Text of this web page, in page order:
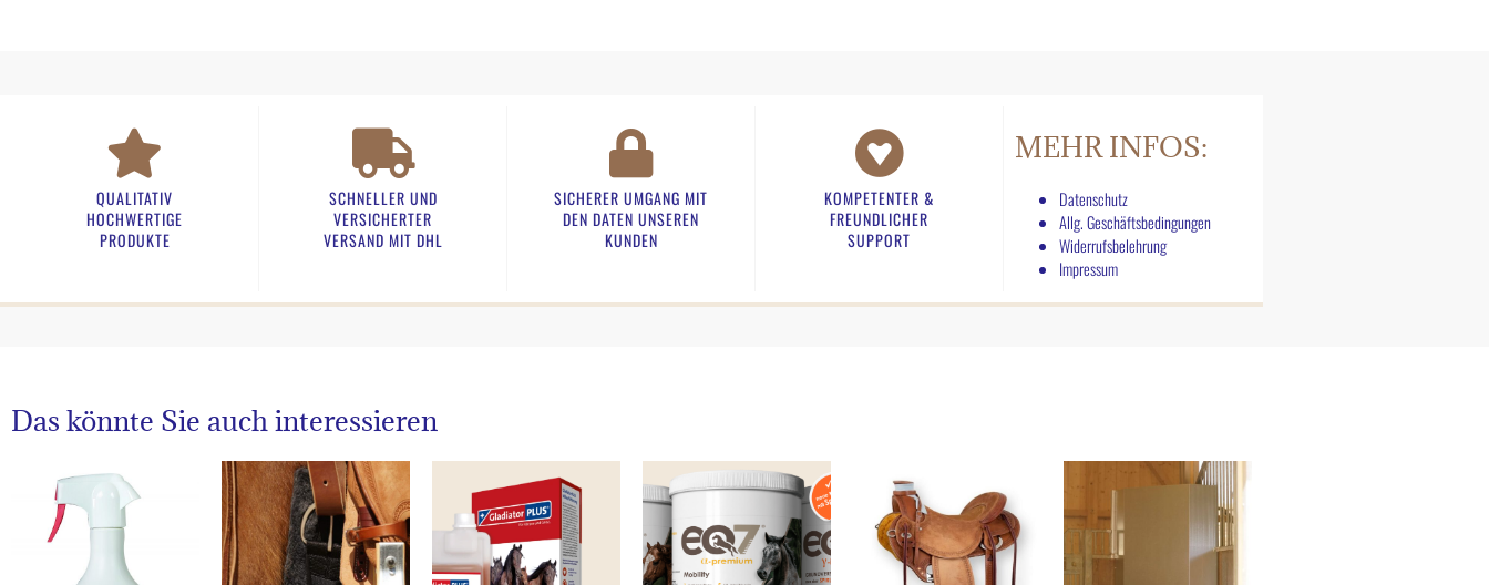
QUALITATIV
HOCHWERTIGE
PRODUKTE
SCHNELLER UND
VERSICHERTER
VERSAND MIT DHL
SICHERER UMGANG MIT
DEN DATEN UNSEREN
KUNDEN​
KOMPETENTER &
FREUNDLICHER
SUPPORT​
MEHR INFOS:
Datenschutz
Allg. Geschäftsbedingungen
Widerrufsbelehrung
Impressum
Das könnte Sie auch interessieren